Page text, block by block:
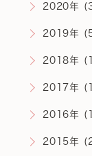
2020年
2019年
2018年
2017年
2016年
2015年